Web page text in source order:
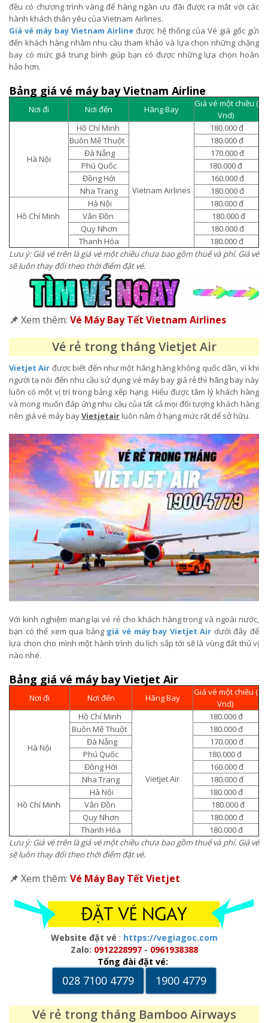
đều có chương trình vàng để hàng ngàn ưu đãi được ra mắt với các
hành khách thân yêu của Vietnam Airlines.
Giá vé máy bay Vietnam Airline được hệ thống của Vé giá gốc gửi
đến khách hàng nhằm nhu cầu tham khảo và lựa chọn những chặng
bay có mức giá trung bình giúp bạn có được những lựa chọn hoàn
hảo hơn.
Bảng giá vé máy bay Vietnam Airline
Nơi đi Nơi đến Hãng Bay
Giá vé một chiều (
Vnd)
Hà Nội
Hồ Chí Minh
Vietnam Airlines
180.000 đ
Buôn Mê Thuột
180.000 đ
Đà Nẵng
170.000 đ
Phú Quốc
180.000 đ
Đồng Hới
160.000 đ
Nha Trang
180.000 đ
Hồ Chí Minh
Hà Nội
180.000 đ
Vân Đồn
180.000 đ
Quy Nhơn
180.000 đ
Thanh Hóa
180.000 đ
Lưu ý: Giá vé trên là giá vé một chiều chưa bao gồm thuế và phí. Giá vé
sẽ luôn thay đổi theo thời điểm đặt vé.
📌 Xem thêm: Vé Máy Bay Tết Vietnam Airlines
Vé rẻ trong tháng Vietjet Air
Vietjet Air được biết đến như một hãng hàng không quốc dân, vì khi
người ta nói đến nhu cầu sử dụng vé máy bay giá rẻ thì hãng bay này
luôn có một vị trí trong bảng xếp hạng. Hiểu được tâm lý khách hàng
và mong muốn đáp ứng nhu cầu của tất cả mọi đối tượng khách hàng
nên giá vé máy bayVietjetairluôn nằm ở hạng mức rất dể sở hữu.
Với kinh nghiệm mang lại vé rẻ cho khách hàng trong và ngoài nước,
bạn có thể xem qua bảng giá vé máy bay Vietjet Air dưới đây để
lựa chọn cho mình một hành trình du lịch sắp tới sẽ là vùng đất thú vị
nào nhé.
Bảng giá vé máy bay Vietjet Air
Nơi đi Nơi đến Hãng Bay
Giá vé một chiều (
Vnd)
Hà Nội
Hồ Chí Minh
Vietjet Air
180.000 đ
Buôn Mê Thuột
180.000 đ
Đà Nẵng
170.000 đ
Phú Quốc
180.000 đ
Đồng Hới
160.000 đ
Nha Trang
180.000 đ
Hồ Chí Minh
Hà Nội
180.000 đ
Vân Đồn
180.000 đ
Quy Nhơn
180.000 đ
Thanh Hóa
180.000 đ
Lưu ý: Giá vé trên là giá vé một chiều chưa bao gồm thuế và phí. Giá vé
sẽ luôn thay đổi theo thời điểm đặt vé.
📌 Xem thêm: Vé Máy Bay Tết Vietjet
Website đặt vé : https://vegiagoc.com
Zalo: 0912228997- 0961938388
Tổng đài đặt vé:
028 7100 4779 1900 4779
Vé rẻ trong tháng Bamboo Airways